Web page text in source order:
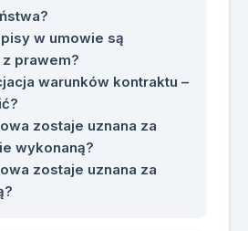
w umowie są
prawem?
warunków kontraktu –
zostaje uznana za
wykonaną?
zostaje uznana za